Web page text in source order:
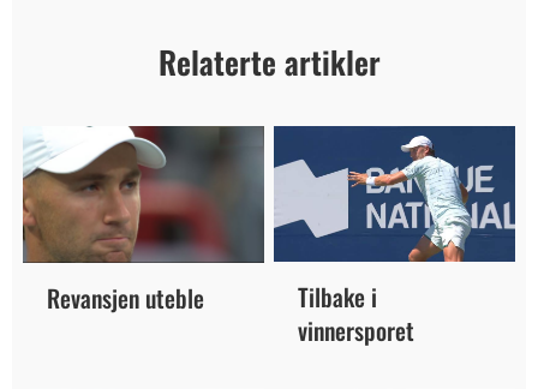
Relaterte artikler
Revansjen uteble
Tilbake i
vinnersporet